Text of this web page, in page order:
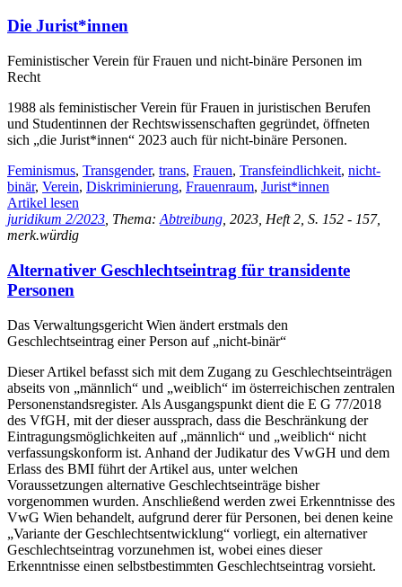
Die Jurist*innen
Feministischer Verein für Frauen und nicht-binäre Personen im
Recht
1988 als feministischer Verein für Frauen in juristischen Berufen
und Studentinnen der Rechtswissenschaften gegründet, öffneten
sich „die Jurist*innen“ 2023 auch für nicht-binäre Personen.
Feminismus, Transgender, trans, Frauen, Transfeindlichkeit, nicht-
binär, Verein, Diskriminierung, Frauenraum, Jurist*innen
Artikel lesen
juridikum 2/2023 , Thema: Abtreibung , 2023, Heft 2, S. 152 - 157,
merk.würdig
Alternativer Geschlechtseintrag für transidente
Personen
Das Verwaltungsgericht Wien ändert erstmals den
Geschlechtseintrag einer Person auf „nicht-binär“
Dieser Artikel befasst sich mit dem Zugang zu Geschlechtseinträgen
abseits von „männlich“ und „weiblich“ im österreichischen zentralen
Personenstandsregister. Als Ausgangspunkt dient die E G 77/2018
des VfGH, mit der dieser aussprach, dass die Beschränkung der
Eintragungsmöglichkeiten auf „männlich“ und „weiblich“ nicht
verfassungskonform ist. Anhand der Judikatur des VwGH und dem
Erlass des BMI führt der Artikel aus, unter welchen
Voraussetzungen alternative Geschlechtseinträge bisher
vorgenommen wurden. Anschließend werden zwei Erkenntnisse des
VwG Wien behandelt, aufgrund derer für Personen, bei denen keine
„Variante der Geschlechtsentwicklung“ vorliegt, ein alternativer
Geschlechtseintrag vorzunehmen ist, wobei eines dieser
Erkenntnisse einen selbstbestimmten Geschlechtseintrag vorsieht.